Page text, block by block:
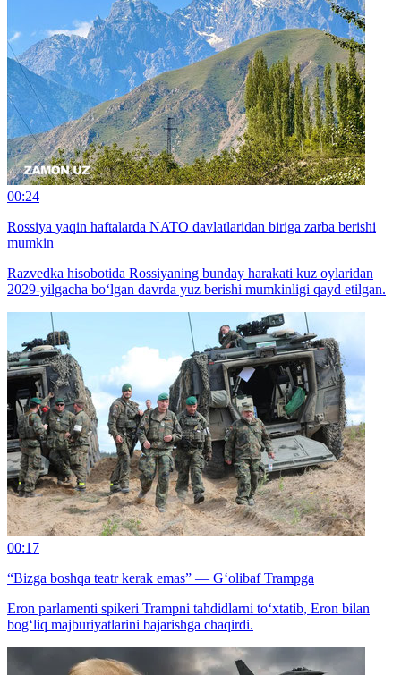
00:24
Rossiya yaqin haftalarda NATO davlatlaridan biriga zarba berishi
mumkin
Razvedka hisobotida Rossiyaning bunday harakati kuz oylaridan
2029-yilgacha bo‘lgan davrda yuz berishi mumkinligi qayd etilgan.
00:17
“Bizga boshqa teatr kerak emas” — G‘olibaf Trampga
Eron parlamenti spikeri Trampni tahdidlarni to‘xtatib, Eron bilan
bog‘liq majburiyatlarini bajarishga chaqirdi.